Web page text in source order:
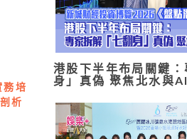
培
析
港股下半年布局關鍵
身」真偽 聚焦北水與